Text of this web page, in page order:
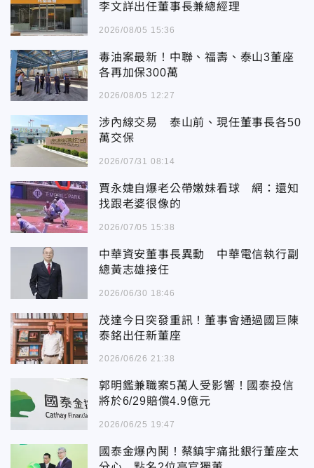
李文詳出任董事長兼總經理
2026/08/05 15:36
毒油案最新！中聯、福壽、泰山3董座
各再加保300萬
2026/08/05 12:27
涉內線交易 泰山前、現任董事長各50
萬交保
2026/07/31 08:14
賈永婕自爆老公帶嫩妹看球 網：還知
找跟老婆很像的
2026/07/05 15:38
中華資安董事長異動 中華電信執行副
總黃志雄接任
2026/06/30 18:46
茂達今日突發重訊！董事會通過國巨陳
泰銘出任新董座
2026/06/26 21:38
郭明鑑兼職案5萬人受影響！國泰投信
將於6/29賠償4.9億元
2026/06/25 19:47
國泰金爆內鬨！蔡鎮宇痛批銀行董座太